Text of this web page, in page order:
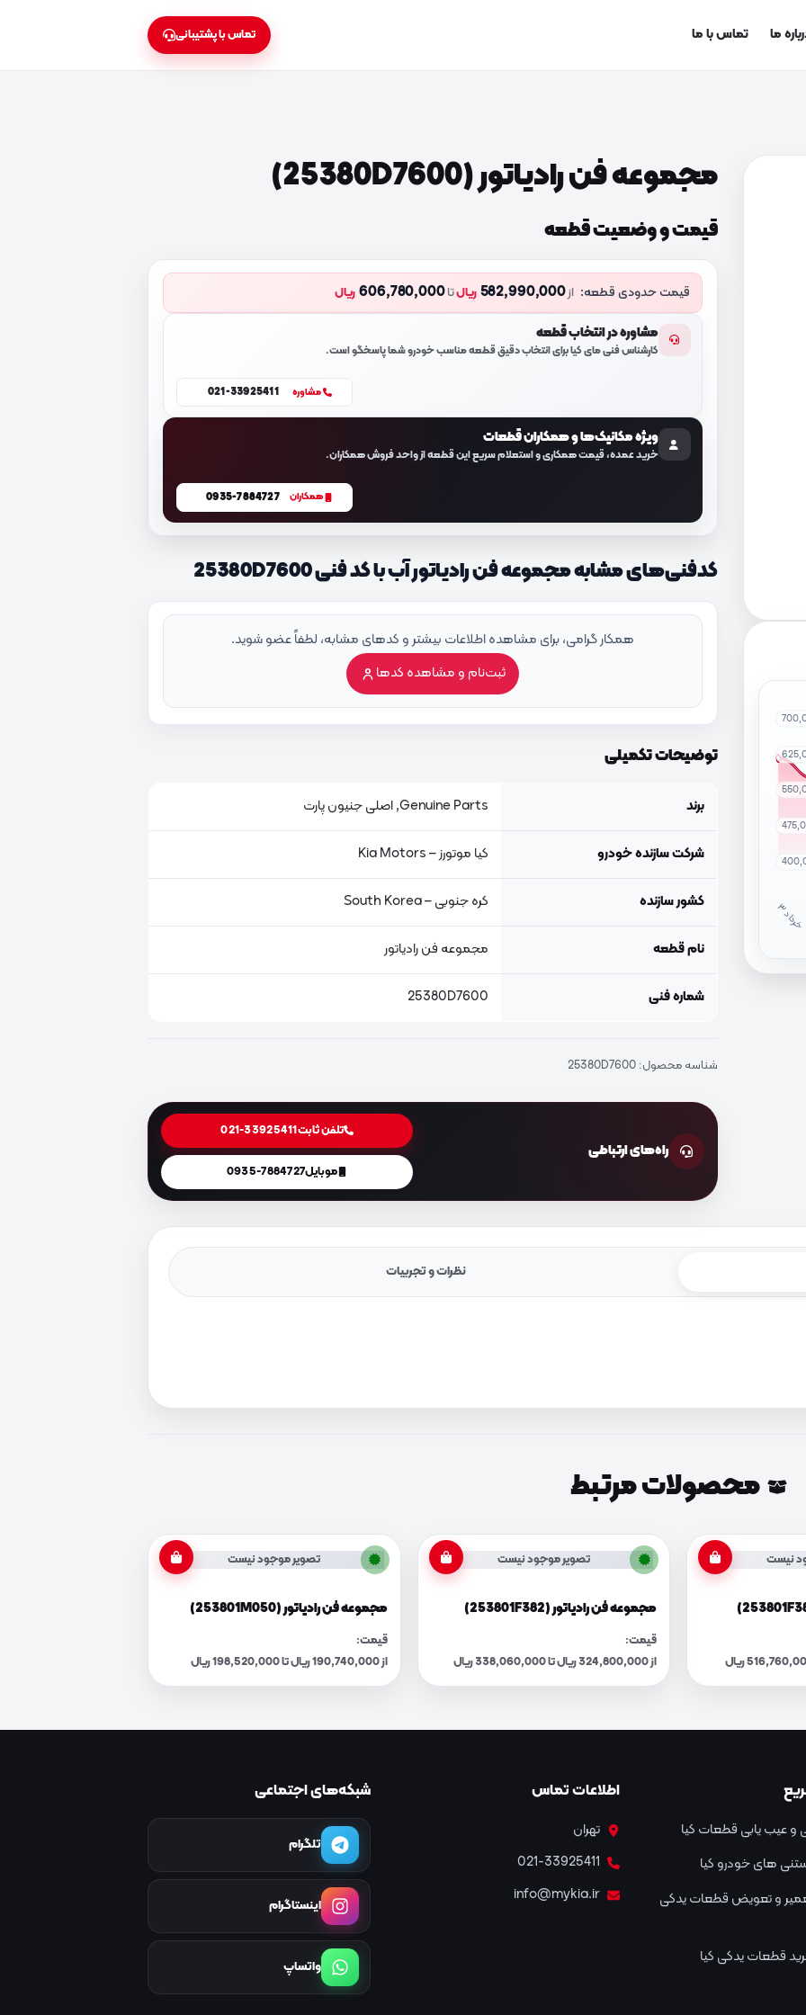
ما تماس با ما تماس با پشتیبانی
خ
ر
داد
۳
مجموعه فن رادیاتور (25380D7600)
قیمت و وضعیت قطعه
قیمت حدودی قطعه: از582,990,000 ریالتا606,780,000 ریال
مشاوره در انتخاب قطعه
کارشناس فنی مای کیا برای انتخاب دقیق قطعه مناسب خودرو شما پاسخگو است.
مشاوره 021-33925411
ویژه مکانیک‌ها و همکاران قطعات
خرید عمده، قیمت همکاری و استعلام سریع این قطعه از واحد فروش همکاران.
همکاران 0935-7884727
کدفنی‌های مشابه مجموعه فن رادیاتور آب با کد فنی 25380D7600
همکار گرامی، برای مشاهده اطلاعات بیشتر و کدهای مشابه، لطفاً عضو شوید.
ثبت‌نام و مشاهده کدها
توضیحات تکمیلی
برند Genuine Parts, اصلی جنیون پارت
شرکت سازنده خودرو کیا موتورز – Kia Motors
کشور سازنده کره جنوبی – South Korea
نام قطعه مجموعه فن رادیاتور
شماره فنی 25380D7600
شناسه محصول:25380D7600
راه‌های ارتباطی
تلفن ثابت021-33925411
موبایل0935-7884727
نظرات و تجربیات
محصولات مرتبط
نیست تصویر موجود نیست
مجموعه فن رادیاتور (253801F382)
قیمت:
از 324,800,000 ریال تا 338,060,000 ریال
تصویر موجود نیست
مجموعه فن رادیاتور (253801M050)
قیمت:
از 190,740,000 ریال تا 198,520,000 ریال
و عیب یابی قطعات کیا
های خودرو کیا
و تعویض قطعات یدکی
قطعات یدکی کیا
اطلاعات تماس
تهران
021-33925411
info@mykia.ir
شبکه‌های اجتماعی
تلگرام
اینستاگرام
واتساپ